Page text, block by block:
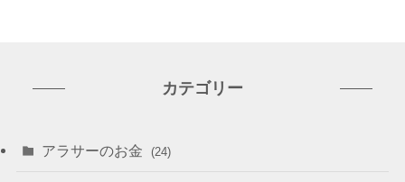
カテゴリー
アラサーのお金 (24)